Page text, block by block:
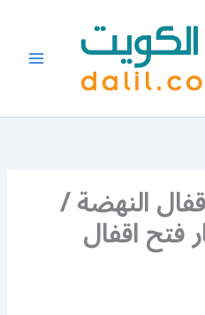
النهضة /
/ نجار فتح اقفال